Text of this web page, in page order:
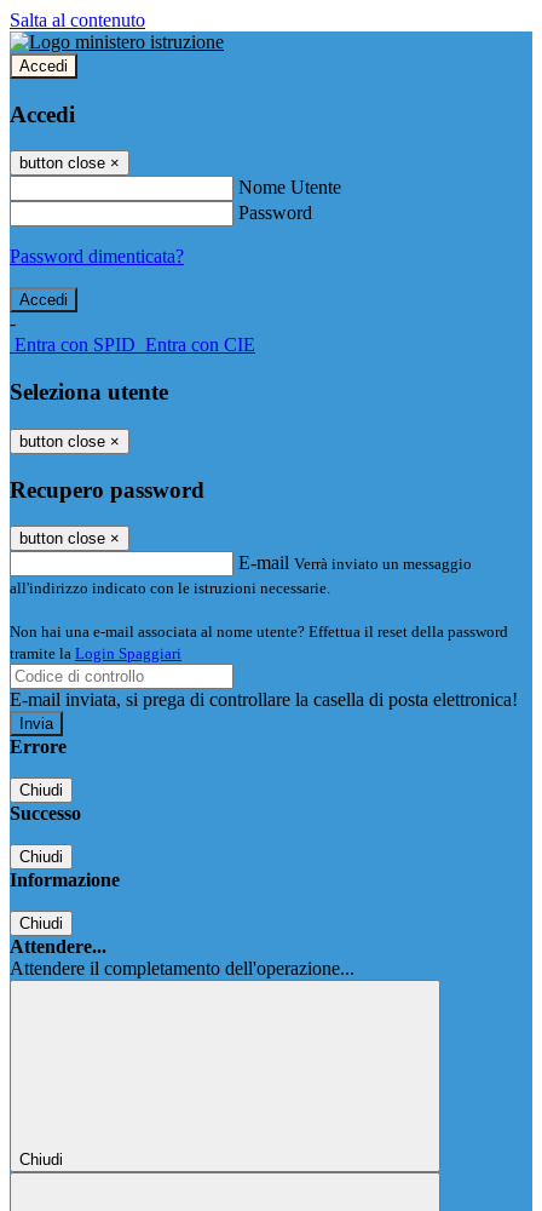
Salta al contenuto
Accedi
Accedi
button close ×
Nome Utente
Password
Password dimenticata?
-
Entra con SPID Entra con CIE
Seleziona utente
button close ×
Recupero password
button close ×
E-mail Verrà inviato un messaggio
all'indirizzo indicato con le istruzioni necessarie.
Non hai una e-mail associata al nome utente? Effettua il reset della password
tramite la Login Spaggiari
E-mail inviata, si prega di controllare la casella di posta elettronica!
Errore
Chiudi
Successo
Chiudi
Informazione
Chiudi
Attendere...
Attendere il completamento dell'operazione...
Chiudi